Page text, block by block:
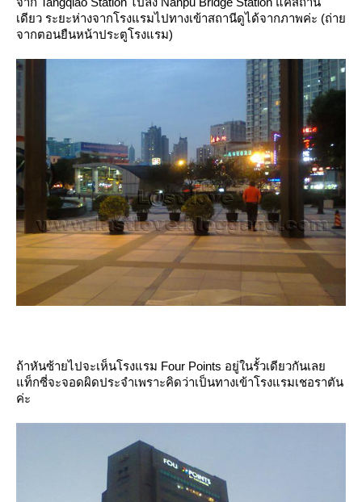
เดียว ระยะห่างจากโรงแรมไปทางเข้าสถานีดูได้จากภาพค่ะ (ถ่า
จากตอนยืนหน้าประตูโรงแรม)
ถ้าหันซ้ายไปจะเห็นโรงแรม Four Points อยู่ในรั้วเดียวกันเล
ท็กซี่จะจอดผิดประจำเพราะคิดว่าเป็นทางเข้าโรงแรมเชอราตัน
ค่ะ